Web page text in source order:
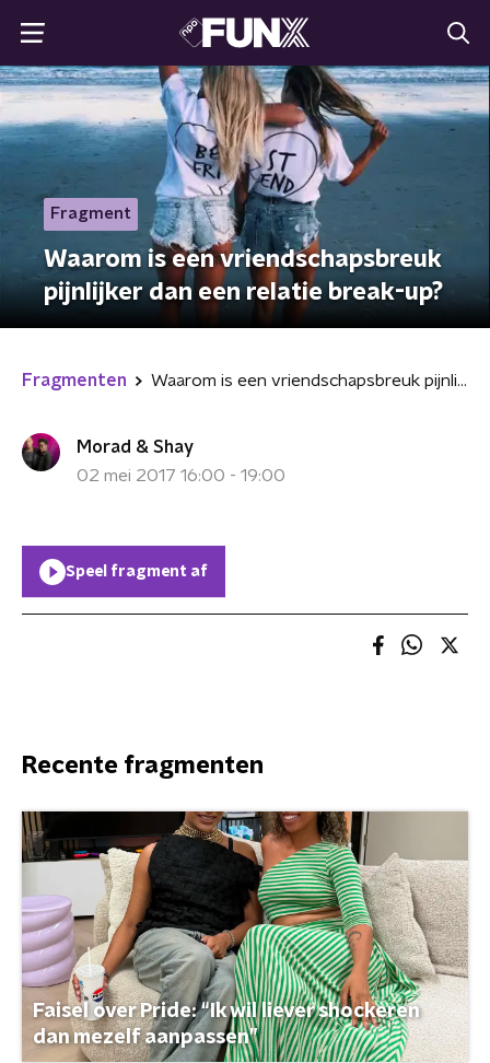
Fragment
Waarom is een vriendschapsbreuk
pijnlijker dan een relatie break-up?
Fragmenten Waarom is een vriendschapsbreuk pijnlijker dan een relatie break-up?
Morad & Shay
02 mei 2017 16:00 - 19:00
Speel fragment af
Recente fragmenten
Faisel over Pride: “Ik wil liever shockeren
dan mezelf aanpassen”